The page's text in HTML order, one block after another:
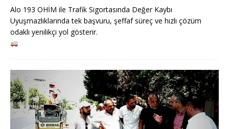
Alo 193 OHİM ile Trafik Sigortasında Değer Kaybı
Uyuşmazlıklarında tek başvuru, şeffaf süreç ve hızlı çözüm
odaklı yenilikçi yol gösterir.